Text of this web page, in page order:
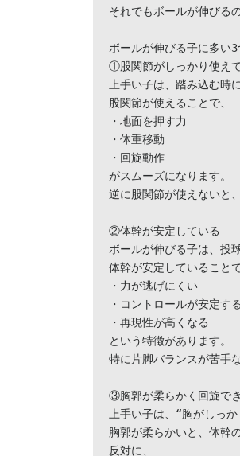
それでもボールが伸びる
ボールが伸びる子に多い
①股関節がしっかり使え
上手い子は、踏み込む時
股関節が使えることで、
・地面を押す力
・体重移動
・回旋動作
がスムーズになります。
逆に股関節が使えないと
②体幹が安定している
ボールが伸びる子は、投
体幹が安定していることで
・力が逃げにくい
・コントロールが安定する
・再現性が高くなる
という特徴があります。
特に片脚バランスが苦手
③胸郭が柔らかく回旋で
上手い子は、“胸がしっ
胸郭が柔らかいと、体幹
反対に、